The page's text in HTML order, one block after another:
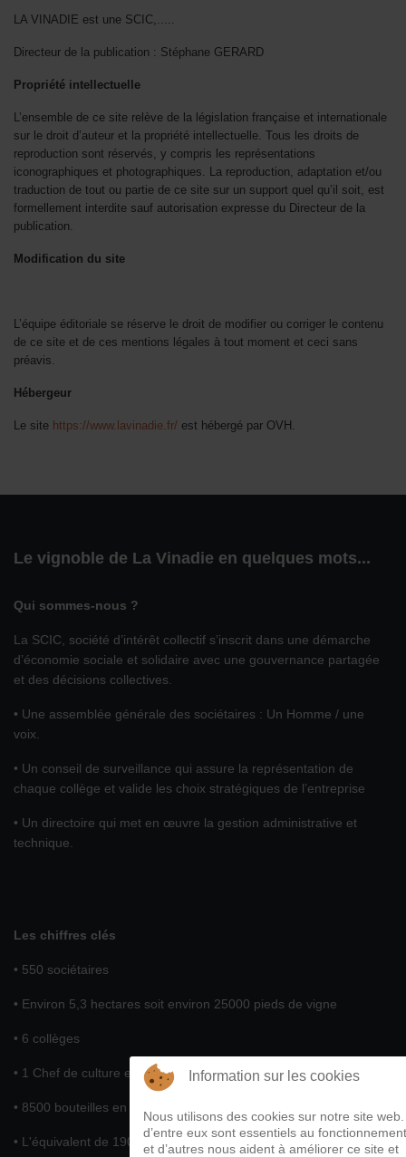
LA VINADIE est une SCIC,.....
Directeur de la publication : Stéphane GERARD
Propriété intellectuelle
L’ensemble de ce site relève de la législation française et internationale
sur le droit d’auteur et la propriété intellectuelle. Tous les droits de
reproduction sont réservés, y compris les représentations
iconographiques et photographiques. La reproduction, adaptation et/ou
traduction de tout ou partie de ce site sur un support quel qu’il soit, est
formellement interdite sauf autorisation expresse du Directeur de la
publication.
Modification du site
L’équipe éditoriale se réserve le droit de modifier ou corriger le contenu
de ce site et de ces mentions légales à tout moment et ceci sans
préavis.
Hébergeur
Le site https://www.lavinadie.fr/ est hébergé par OVH.
Le vignoble de La Vinadie en quelques mots...
Qui sommes-nous ?
La SCIC, société d’intérêt collectif s’inscrit dans une démarche
d’économie sociale et solidaire avec une gouvernance partagée
et des décisions collectives.
• Une assemblée générale des sociétaires : Un Homme / une
voix.
• Un conseil de surveillance qui assure la représentation de
chaque collège et valide les choix stratégiques de l’entreprise
• Un directoire qui met en œuvre la gestion administrative et
technique.
Les chiffres clés
• 550 sociétaires
• Environ 5,3 hectares soit environ 25000 pieds de vigne
• 6 collèges
• 1 Chef de culture et un apprenti
• 8500 bouteilles en 2021
• L'équivalent de 19000 bouteilles en 2023
Information sur les cookies
Nous utilisons des cookies sur notre site
d’entre eux sont essentiels au
et d’autres nous aident à améliorer ce site et